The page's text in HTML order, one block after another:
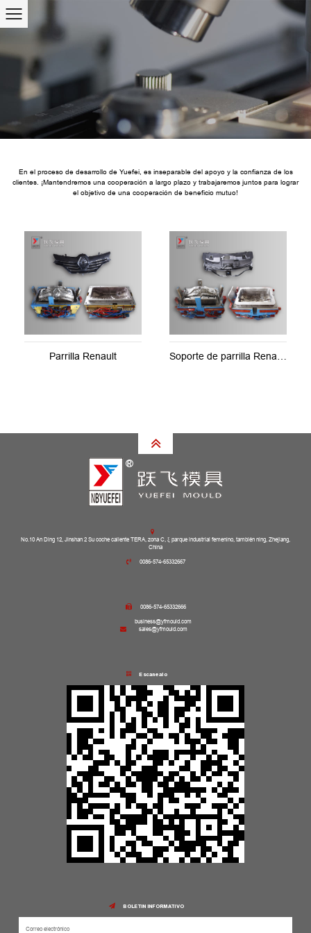
En el proceso de desarrollo de Yuefei, es inseparable del apoyo y la confianza de los
clientes. ¡Mantendremos una cooperación a largo plazo y trabajaremos juntos para lograr
el objetivo de una cooperación de beneficio mutuo!
Parrilla Renault
No.10 An Ding 12, Jinshan 2 Su coche caliente TERA, zona C, ξ parque industrial femenino, también ning, Zhejiang,
China
0086-574-65332667
0086-574-65332666
business@yfmould.com
sales@yfmould.com
Escanealo
BOLETIN INFORMATIVO